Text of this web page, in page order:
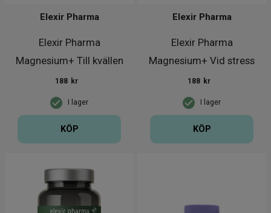
Elexir Pharma
Magnesium+ Till kvällen
90 kapslar
Elexir Pharma
I lager
188 kr
KÖP
Elexir Pharma
Magnesium+ Vid stress
90 kapslar
Elexir Pharma
I lager
188 kr
KÖP